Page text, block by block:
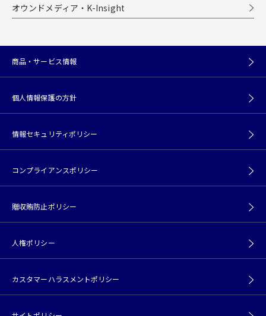
オウンドメディア・K-Insight
商品・サービス情報
個人情報保護の方針
情報セキュリティポリシー
コンプライアンスポリシー
贈収賄防止ポリシー
人権ポリシー
カスタマーハラスメントポリシー